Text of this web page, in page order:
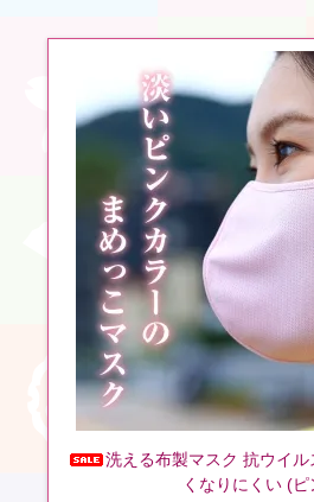
洗える布製マスク 抗ウイ
くなりにくい (ピ